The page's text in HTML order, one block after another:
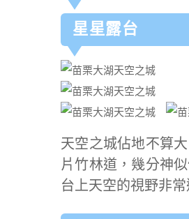
星星露台
天空之城佔地不算
片竹林道，幾分神
台上天空的視野非